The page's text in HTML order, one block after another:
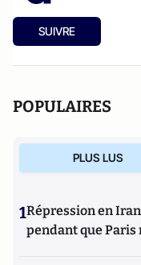
SUIVRE
POPULAIRES
PLUS LUS
1Répression en
pendant que